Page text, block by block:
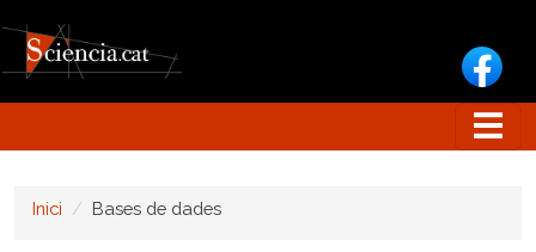
Inici Bases de dades